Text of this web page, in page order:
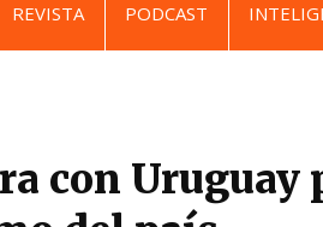
REVISTA PODCAST
con